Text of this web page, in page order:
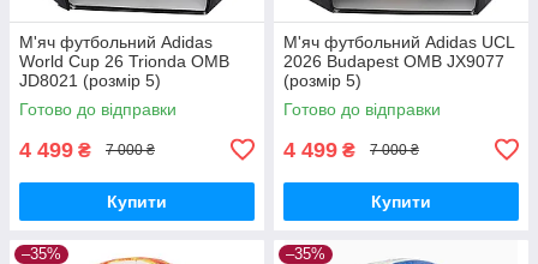
М'яч футбольний Adidas
World Cup 26 Trionda OMB
JD8021 (розмір 5)
Готово до відправки
4 499 ₴ 7 000 ₴
Купити
М'яч футбольний Adidas UCL
2026 Budapest OMB JX9077
(розмір 5)
Готово до відправки
4 499 ₴ 7 000 ₴
Купити
–35% –35%